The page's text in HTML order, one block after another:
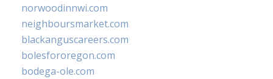
norwoodinnwi.com
neighboursmarket.com
blackanguscareers.com
bolesfororegon.com
bodega-ole.com